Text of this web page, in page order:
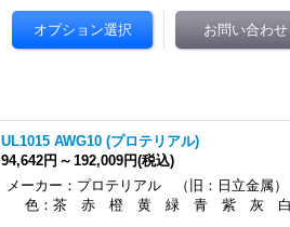
UL1015 AWG10 (プロテリアル)
94,642円 ～ 192,009円(税込)
メーカー：プロテリアル （旧：日立金属
色：茶 赤 橙 黄 緑 青 紫 灰 白